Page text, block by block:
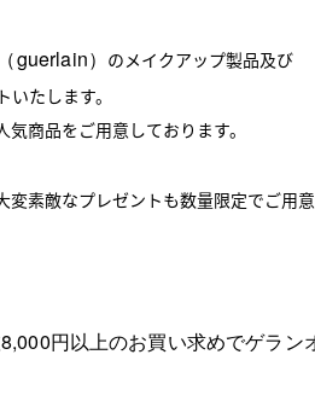
guerlain） のメイクアップ製品及び
たします。
商品をご用意しております。
素敵なプレゼントも数量限定でご用意
円以上のお買い求めでゲラン